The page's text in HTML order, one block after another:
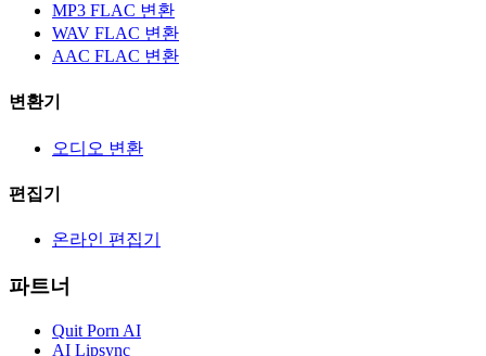
MP3 FLAC 변환
WAV FLAC 변환
AAC FLAC 변환
변환기
오디오 변환
편집기
온라인 편집기
파트너
Quit Porn AI
AI Lipsync